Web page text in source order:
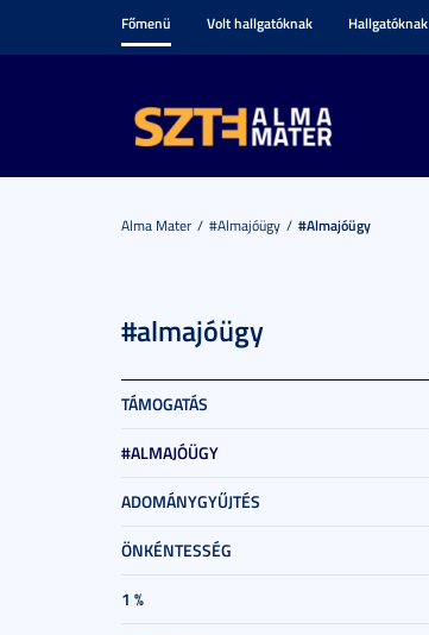
Főmenü Volt hallgatóknak Hallgatóknak
Alma Mater #almajóügy #almajóügy
#almajóügy
TÁMOGATÁS
#ALMAJÓÜGY
ADOMÁNYGYŰJTÉS
ÖNKÉNTESSÉG
1 %